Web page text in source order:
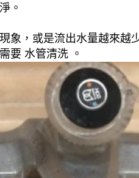
。
象，或是流出水量越來
要 水管清洗 。